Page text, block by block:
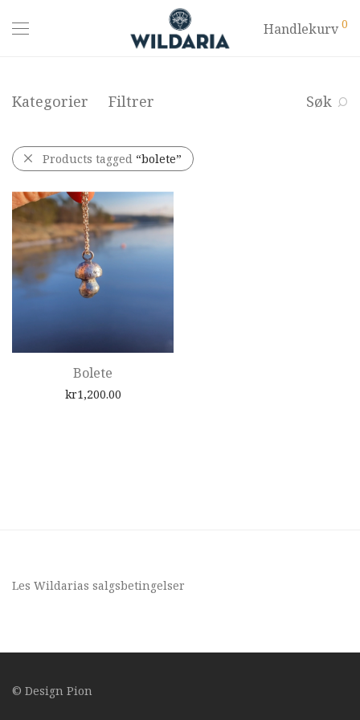
Handlekurv 0
Kategorier Filtrer Søk
Products tagged “bolete”
Bolete
kr1,200.00
Les Wildarias salgsbetingelser
© Design Pion